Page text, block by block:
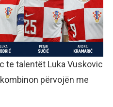
te talentët Luka Vuskovic
përvojën me